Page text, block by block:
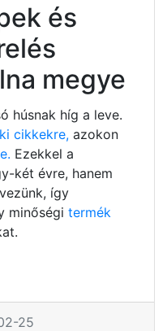
és
megye
húsnak híg a leve.
cikkekre, azokon
Ezekkel a
két évre, hanem
így
minőségi termék
25